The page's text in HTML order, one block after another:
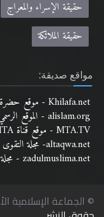
حقيقة الملائكة
مواقع صديقة:
Khilafa.net - موقع حضرة مرزا مسرور أحمد نصره الله
alislam.org - الموقع الرسمي للجماعة الإسلامية الأحمدية باللغة الانجليزية
MTA.TV - موقع قناة MTA الرسمي
altaqwa.net- مجلة التقوى
zadulmuslima.net - مجلة زاد المسلمة